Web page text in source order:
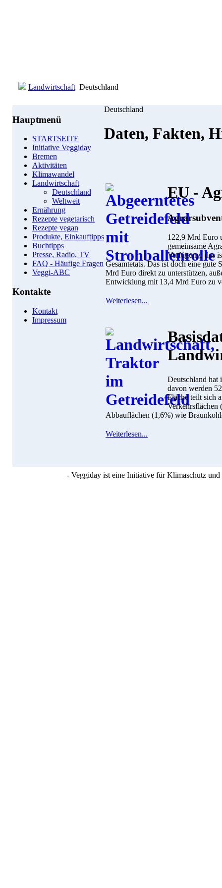
Landwirtschaft Deutschland
Hauptmenü
STARTSEITE
Initiative Veggiday
Bremen
Aktivitäten
Klimawandel
Landwirtschaft
Deutschland
Weltweit
Ernährung
Rezepte vegetarisch
Rezepte vegan
Produkte, Einkauftipps
Buchtipps
Presse, Radio, TV
FAQ - Häufige Fragen
Veggi-ABC
Kontakte
Kontakt
Impressum
Deutschland
Daten, Fakten,
EU -
122,9 Mrd Euro
gemeinsame
Verfügung, das
Gesamtetats. Das ist doch eine
Mrd Euro direkt zu unterstützen,
Entwicklung mit 13,4 Mrd Euro zu
Weiterlesen...
Deutschland hat
davon werden
Fläche teilt sich
Verkehrsflächen
Abbauflächen (1,6%) wie
Weiterlesen...
- Veggiday ist eine Initiative für Klimaschutz